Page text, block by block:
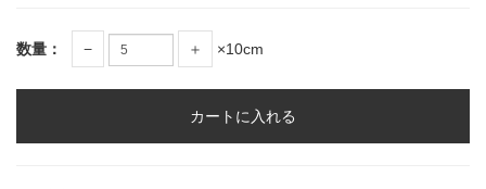
数量： − ＋ ×10cm